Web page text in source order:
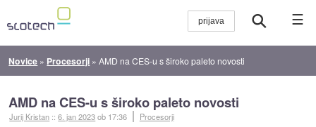
☰
Novice » Procesorji »AMD na CES-u s široko paleto novosti
AMD na CES-u s široko paleto novosti
Jurij Kristan ::6. jan 2023ob 17:36 Procesorji